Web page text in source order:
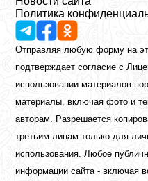
Политика
Отправляя любую форму на
подтверждает согласие с
использовании материалов
материалы, включая фото и
авторам. Разрешается
третьим лицам только для
использования. Любое
информации сайта - включая